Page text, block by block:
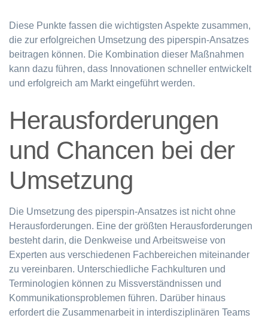
Diese Punkte fassen die wichtigsten Aspekte zusammen,
die zur erfolgreichen Umsetzung des piperspin-Ansatzes
beitragen können. Die Kombination dieser Maßnahmen
kann dazu führen, dass Innovationen schneller entwickelt
und erfolgreich am Markt eingeführt werden.
Herausforderungen
und Chancen bei der
Umsetzung
Die Umsetzung des piperspin-Ansatzes ist nicht ohne
Herausforderungen. Eine der größten Herausforderungen
besteht darin, die Denkweise und Arbeitsweise von
Experten aus verschiedenen Fachbereichen miteinander
zu vereinbaren. Unterschiedliche Fachkulturen und
Terminologien können zu Missverständnissen und
Kommunikationsproblemen führen. Darüber hinaus
erfordert die Zusammenarbeit in interdisziplinären Teams